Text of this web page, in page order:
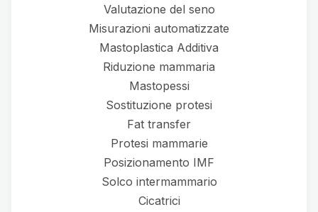
Valutazione del seno
Misurazioni automatizzate
Mastoplastica Additiva
Riduzione mammaria
Mastopessi
Sostituzione protesi
Fat transfer
Protesi mammarie
Posizionamento IMF
Solco intermammario
Cicatrici